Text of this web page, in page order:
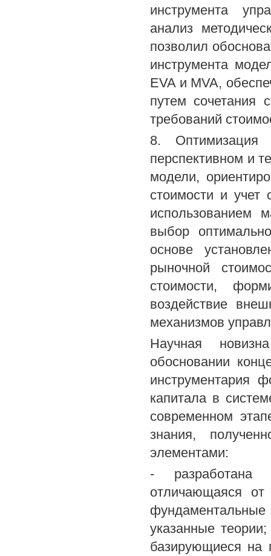
инструмента
анализ
позволил
инструмента
EVA и MVA,
путем сочетания
требований
8. Оптимизация
перспективном и
модели,
стоимости и учет
использованием
выбор
основе
рыночной
стоимости,
воздействие
механизмов
Научная
обосновании
инструментария
капитала в
современном
знания,
элементами:
- разработана
отличающаяся
фундаментальные
указанные
базирующиеся на